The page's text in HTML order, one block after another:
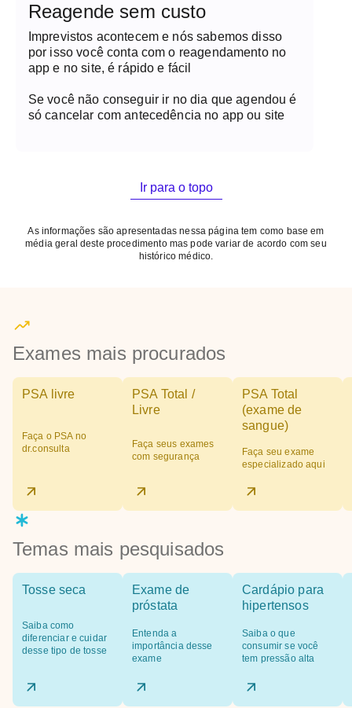
Reagende sem custo
Imprevistos acontecem e nós sabemos disso
por isso você conta com o reagendamento no
app e no site, é rápido e fácil
Se você não conseguir ir no dia que agendou é
só cancelar com antecedência no app ou site
Ir para o topo
As informações são apresentadas nessa página tem como base em
média geral deste procedimento mas pode variar de acordo com seu
histórico médico.
Exames mais procurados
PSA livre
Faça o PSA no
dr.consulta
PSA Total /
Livre
Faça seus exames
com segurança
PSA Total
(exame de
sangue)
Faça seu exame
especializado aqui
Temas mais pesquisados
Tosse seca
Saiba como
diferenciar e cuidar
desse tipo de tosse
Exame de
próstata
Entenda a
importância desse
exame
Cardápio para
hipertensos
Saiba o que
consumir se você
tem pressão alta